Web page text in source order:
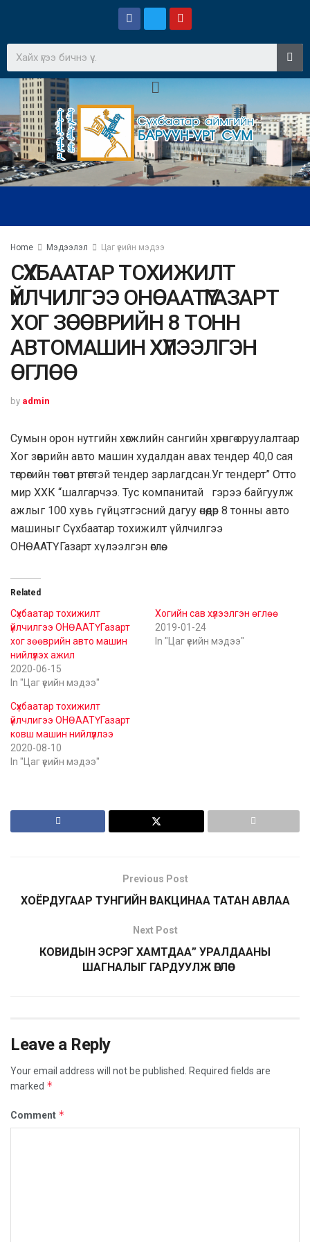
Home Мэдээлэл Цаг үеийн мэдээ
СҮХБААТАР ТОХИЖИЛТ
ҮЙЛЧИЛГЭЭ ОНӨААТҮГАЗАРТ
ХОГ ЗӨӨВРИЙН 8 ТОНН
АВТОМАШИН ХҮЛЭЭЛГЭН
ӨГЛӨӨ
by admin
Сумын орон нутгийн хөгжлийн сангийн хөрөнгө оруулалтаар
Хог зөөврийн авто машин худалдан авах тендер 40,0 сая
төгрөгийн төсөвт өртөгтэй тендер зарлагдсан.Уг тендерт” Отто
мир ХХК “шалгарчээ. Тус компанитай гэрээ байгуулж
ажлыг 100 хувь гүйцэтгэсний дагуу өнөөдөр 8 тонны авто
машиныг Сүхбаатар тохижилт үйлчилгээ
ОНӨААТҮГазарт хүлээлгэн өглөө.
Related
Сүхбаатар тохижилт
үйлчилгээ ОНӨААТҮГазарт
хог зөөврийн авто машин
нийлүүлэх ажил
2020-06-15
In "Цаг үеийн мэдээ"
Хогийн сав хүлээлгэн өглөө
2019-01-24
In "Цаг үеийн мэдээ"
Сүхбаатар тохижилт
үйлчлигээ ОНӨААТҮГазарт
ковш машин нийлүүллээ
2020-08-10
In "Цаг үеийн мэдээ"
Previous Post
ХОЁРДУГААР ТУНГИЙН ВАКЦИНАА ТАТАН АВЛАА
Next Post
КОВИДЫН ЭСРЭГ ХАМТДАА” УРАЛДААНЫ
ШАГНАЛЫГ ГАРДУУЛЖ ӨГЛӨӨ
Leave a Reply
Your email address will not be published.
Required fields are
marked *
Comment *